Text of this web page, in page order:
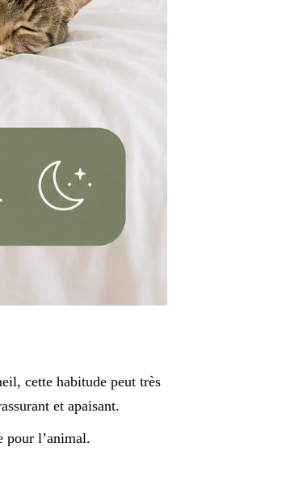
cette habitude peut très
et apaisant.
pour l’animal.